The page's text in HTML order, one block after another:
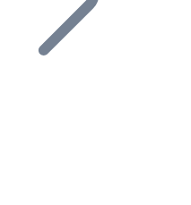
ecosistema.
e
al nostro servizio di